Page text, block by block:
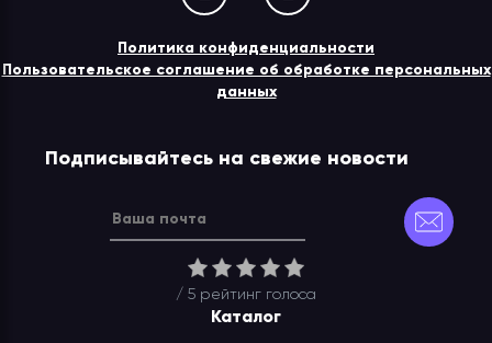
Политика конфиденциальности
Пользовательское соглашение об обработке персональных
данных
Подписывайтесь на свежие новости
/ 5 рейтинг голоса
Каталог